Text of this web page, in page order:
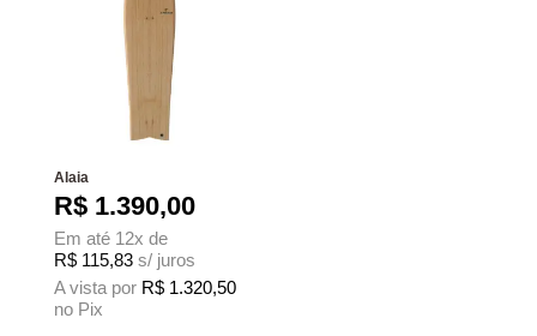
Alaia
R$ 1.390,00
Em até 12x de
R$ 115,83 s/ juros
A vista por R$ 1.320,50
no Pix